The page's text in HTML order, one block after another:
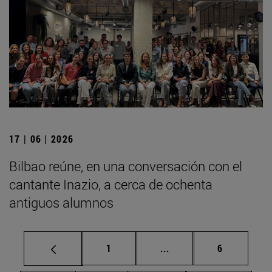
17 | 06 | 2026
Bilbao reúne, en una conversación con el
cantante Inazio, a cerca de ochenta
antiguos alumnos
Página
1 ... Páginas intermedias
Página
6